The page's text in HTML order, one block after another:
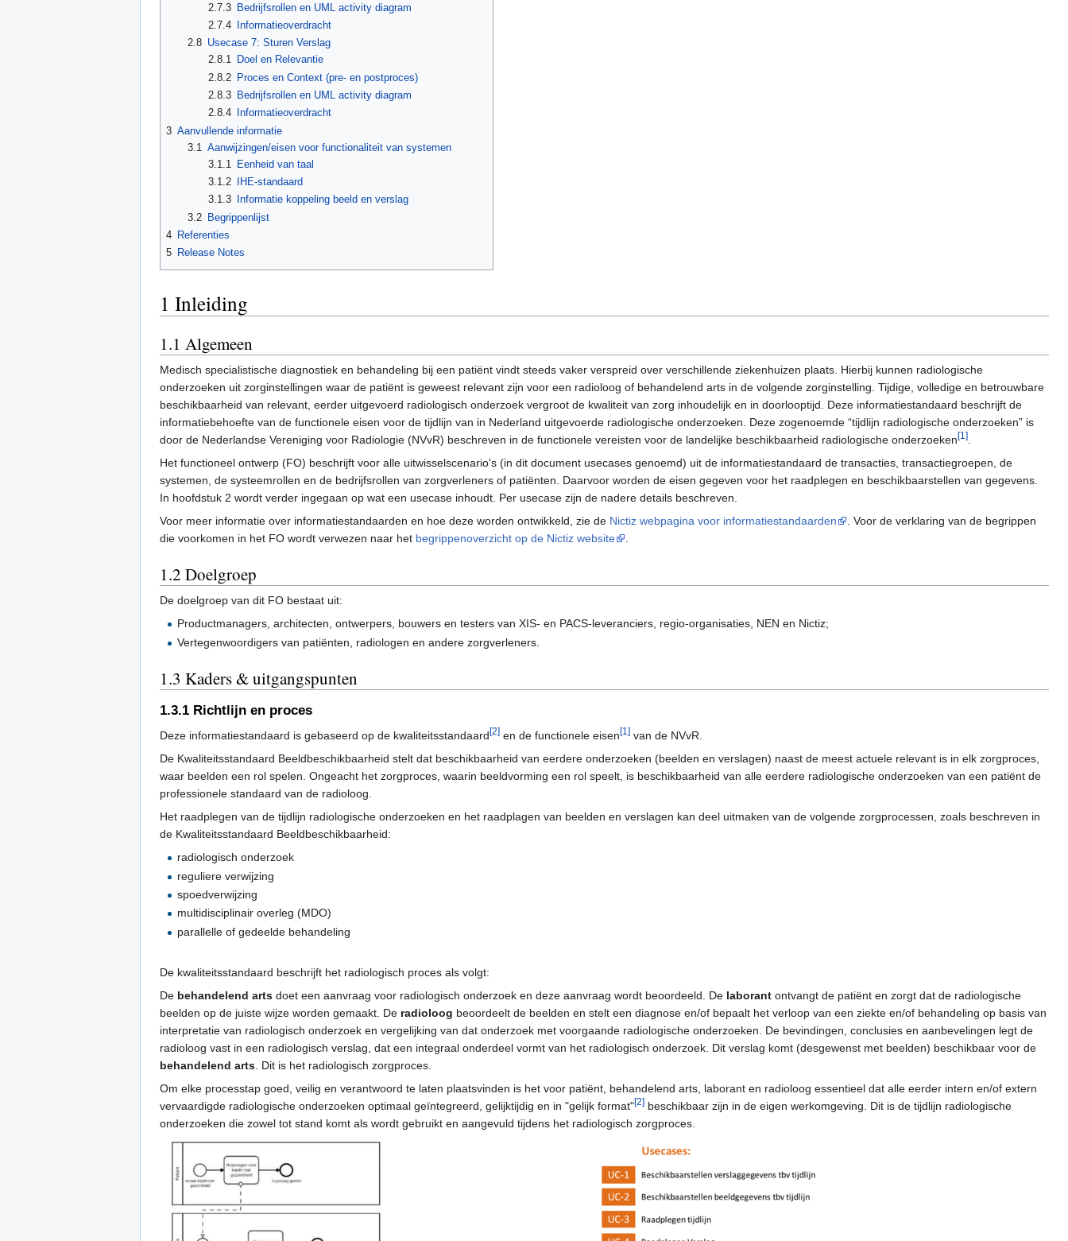
2.7.3 Bedrijfsrollen en UML activity diagram
2.7.4
Informatieoverdracht
2.8 Usecase 7: Sturen Verslag
2.8.1 Doel en Relevantie
2.8.2 Proces en Context (pre- en postproces)
2.8.3 Bedrijfsrollen en UML activity diagram
2.8.4
Informatieoverdracht
3 Aanvullende informatie
3.1
Aanwijzingen/eisen voor functionaliteit van systemen
3.1.1
Eenheid van taal
3.1.2
IHE-standaard
3.1.3
Informatie koppeling beeld en verslag
3.2
Begrippenlijst
4 Referenties
5 Release Notes
1 Inleiding
1.1 Algemeen
Medisch specialistische diagnostiek en behandeling bij een patiënt vindt steeds vaker verspreid over verschillende ziekenhuizen plaats. Hierbij kunnen radiologische
onderzoeken uit zorginstellingen waar de patiënt is geweest relevant zijn voor een radioloog of behandelend arts in de volgende zorginstelling. Tijdige, volledige en betrouwbare
beschikbaarheid van relevant, eerder uitgevoerd radiologisch onderzoek vergroot de kwaliteit van zorg inhoudelijk en in doorlooptijd. Deze informatiestandaard beschrijft de
informatiebehoefte van de functionele eisen voor de tijdlijn van in Nederland uitgevoerde radiologische onderzoeken. Deze zogenoemde “tijdlijn radiologische onderzoeken” is
door de Nederlandse Vereniging voor Radiologie (NVvR) beschreven in de functionele vereisten voor de landelijke beschikbaarheid radiologische onderzoeken[1]
Het functioneel ontwerp (FO) beschrijft voor alle uitwisselscenario's (in dit document usecases genoemd) uit de informatiestandaard de transacties, transactiegroepen, de
systemen, de systeemrollen en de bedrijfsrollen van zorgverleners of patiënten. Daarvoor worden de eisen gegeven voor het raadplegen en beschikbaarstellen van gegevens.
In hoofdstuk 2 wordt verder ingegaan op wat een usecase inhoudt. Per usecase zijn de nadere details beschreven.
Voor meer informatie over informatiestandaarden en hoe deze worden ontwikkeld, zie de Nictiz webpagina voor informatiestandaarden
. Voor de verklaring van de begrippen
die voorkomen in het FO wordt verwezen naar het begrippenoverzicht op de Nictiz website
1.2 Doelgroep
De doelgroep van dit FO bestaat uit:
Productmanagers, architecten, ontwerpers, bouwers en testers van XIS- en PACS-leveranciers, regio-organisaties, NEN en Nictiz;
Vertegenwoordigers van patiënten, radiologen en andere zorgverleners.
1.3 Kaders & uitgangspunten
1.3.1 Richtlijn en proces
Deze informatiestandaard is gebaseerd op de kwaliteitsstandaard[2] en de functionele eisen[1] van de NVvR.
De Kwaliteitsstandaard Beeldbeschikbaarheid stelt dat beschikbaarheid van eerdere onderzoeken (beelden en verslagen) naast de meest actuele relevant is in elk zorgproces,
waar beelden een rol spelen. Ongeacht het zorgproces, waarin beeldvorming een rol speelt, is beschikbaarheid van alle eerdere radiologische onderzoeken van een patiënt de
professionele standaard van de radioloog.
Het raadplegen van de tijdlijn radiologische onderzoeken en het raadplagen van beelden en verslagen kan deel uitmaken van de volgende zorgprocessen, zoals beschreven in
de Kwaliteitsstandaard Beeldbeschikbaarheid:
radiologisch onderzoek
reguliere verwijzing
spoedverwijzing
multidisciplinair overleg (MDO)
parallelle of gedeelde behandeling
De kwaliteitsstandaard beschrijft het radiologisch proces als volgt:
De behandelend arts doet een aanvraag voor radiologisch onderzoek en deze aanvraag wordt beoordeeld. De laborant ontvangt de patiënt en zorgt dat de radiologische
beelden op de juiste wijze worden gemaakt. De radioloog beoordeelt de beelden en stelt een diagnose en/of bepaalt het verloop van een ziekte en/of behandeling op basis van
interpretatie van radiologisch onderzoek en vergelijking van dat onderzoek met voorgaande radiologische onderzoeken. De bevindingen, conclusies en aanbevelingen legt de
radioloog vast in een radiologisch verslag, dat een integraal onderdeel vormt van het radiologisch onderzoek. Dit verslag komt (desgewenst met beelden) beschikbaar voor de
behandelend arts . Dit is het radiologisch zorgproces.
Om elke processtap goed, veilig en verantwoord te laten plaatsvinden is het voor patiënt, behandelend arts, laborant en radioloog essentieel dat alle eerder intern en/of extern
vervaardigde radiologische onderzoeken optimaal geïntegreerd, gelijktijdig en in "gelijk format"[2] beschikbaar zijn in de eigen werkomgeving. Dit is de tijdlijn radiologische
onderzoeken die zowel tot stand komt als wordt gebruikt en aangevuld tijdens het radiologisch zorgproces.